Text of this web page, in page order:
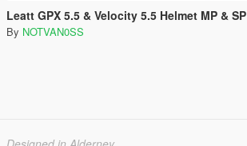
Leatt GPX 5.5 & Velocity 5.5 Helmet MP & SP
By NOTVAN0SS